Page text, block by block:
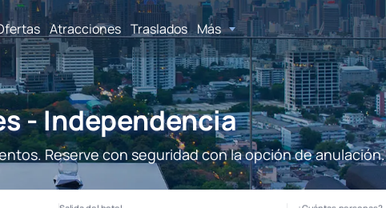
Atracciones Traslados Más
- Independencia
Reserve con seguridad con la opción de anulación.